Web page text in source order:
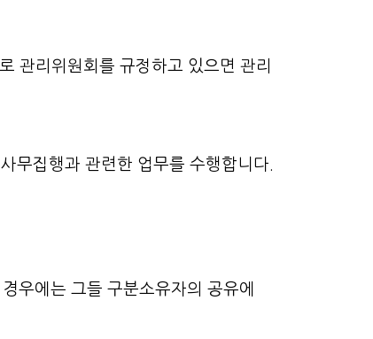
관리위원회를 규정하고 있으면 관리
무집행과 관련한 업무를 수행합니다.
우에는 그들 구분소유자의 공유에